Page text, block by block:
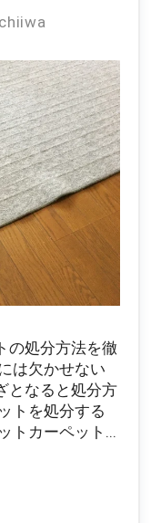
の処分方法を徹
は欠かせない
となると処分方
トを処分する
トカーペット...